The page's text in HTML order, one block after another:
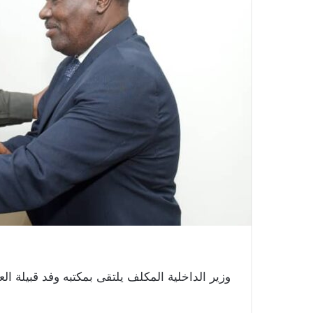
وزير الداخلية المكلف يلتقى بمكتبه وفد قبيلة